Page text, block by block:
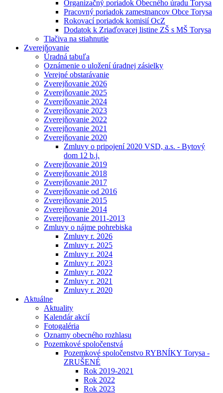
Organizačný poriadok Obecného úradu Torysa
Pracovný poriadok zamestnancov Obce Torysa
Rokovací poriadok komisií OcZ
Dodatok k Zriaďovacej listine ZŠ s MŠ Torysa
Tlačiva na stiahnutie
Zverejňovanie
Úradná tabuľa
Oznámenie o uložení úradnej zásielky
Verejné obstarávanie
Zverejňovanie 2026
Zverejňovanie 2025
Zverejňovanie 2024
Zverejňovanie 2023
Zverejňovanie 2022
Zverejňovanie 2021
Zverejňovanie 2020
Zmluvy o pripojení 2020 VSD, a.s. - Bytový
dom 12 b.j.
Zverejňovanie 2019
Zverejňovanie 2018
Zverejňovanie 2017
Zverejňovanie od 2016
Zverejňovanie 2015
Zverejňovanie 2014
Zverejňovanie 2011-2013
Zmluvy o nájme pohrebiska
Zmluvy r. 2026
Zmluvy r. 2025
Zmluvy r. 2024
Zmluvy r. 2023
Zmluvy r. 2022
Zmluvy r. 2021
Zmluvy r. 2020
Aktuálne
Aktuality
Kalendár akcií
Fotogaléria
Oznamy obecného rozhlasu
Pozemkové spoločenstvá
Pozemkové spoločenstvo RYBNÍKY Torysa -
ZRUŠENÉ
Rok 2019-2021
Rok 2022
Rok 2023